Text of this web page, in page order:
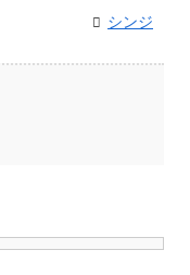
シンジ